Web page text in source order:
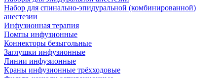
Набор для спинально-эпидуральной (комбинированной)
анестезии
Инфузионная терапия
Помпы инфузионные
Коннекторы безыгольные
Заглушки инфузионные
Линии инфузионные
Краны инфузионные трёхходовые